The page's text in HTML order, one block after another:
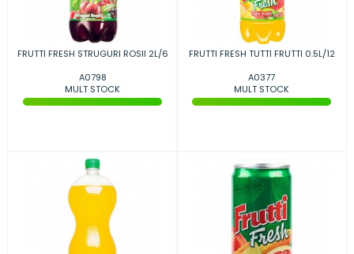
FRUTTI FRESH STRUGURI ROSII 2L/6
A0798
MULT STOCK
FRUTTI FRESH TUTTI FRUTTI 0.5L/12
A0377
MULT STOCK